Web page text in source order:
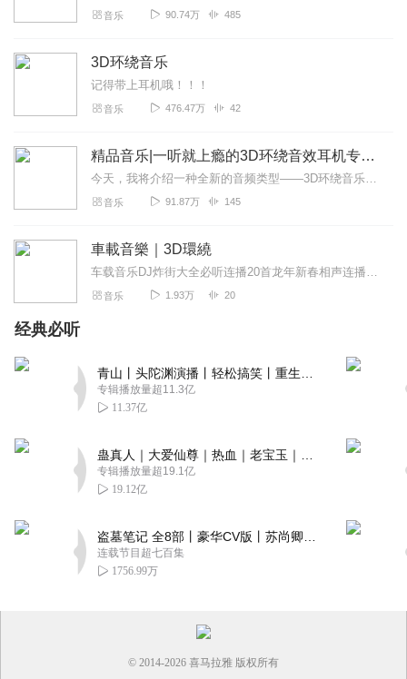
音乐 90.74万 485
3D环绕音乐
记得带上耳机哦！！！
音乐 476.47万 42
精品音乐|一听就上瘾的3D环绕音效耳机专享经典舞曲
今天，我将介绍一种全新的音频类型——3D环绕音乐。3D环绕音乐是一种通过特定的音效设计和立体声技术，使用户仿佛置身于音乐现场的音频体验。这种音乐形式最早出现在2...
音乐 91.87万 145
車載音樂｜3D環繞
车载音乐DJ炸街大全必听连播20首龙年新春相声连播老司机驾车必备如果开车不听音乐，开车的乐趣就少了一半。老铁们，你是不是为找不到合适的开车音乐而苦恼？
音乐 1.93万 20
经典必听
专辑播放量超11.3亿
11.37亿
专辑播放量超19.1亿
19.12亿
连载节目超七百集
1756.99万
© 2014-2026 喜马拉雅 版权所有